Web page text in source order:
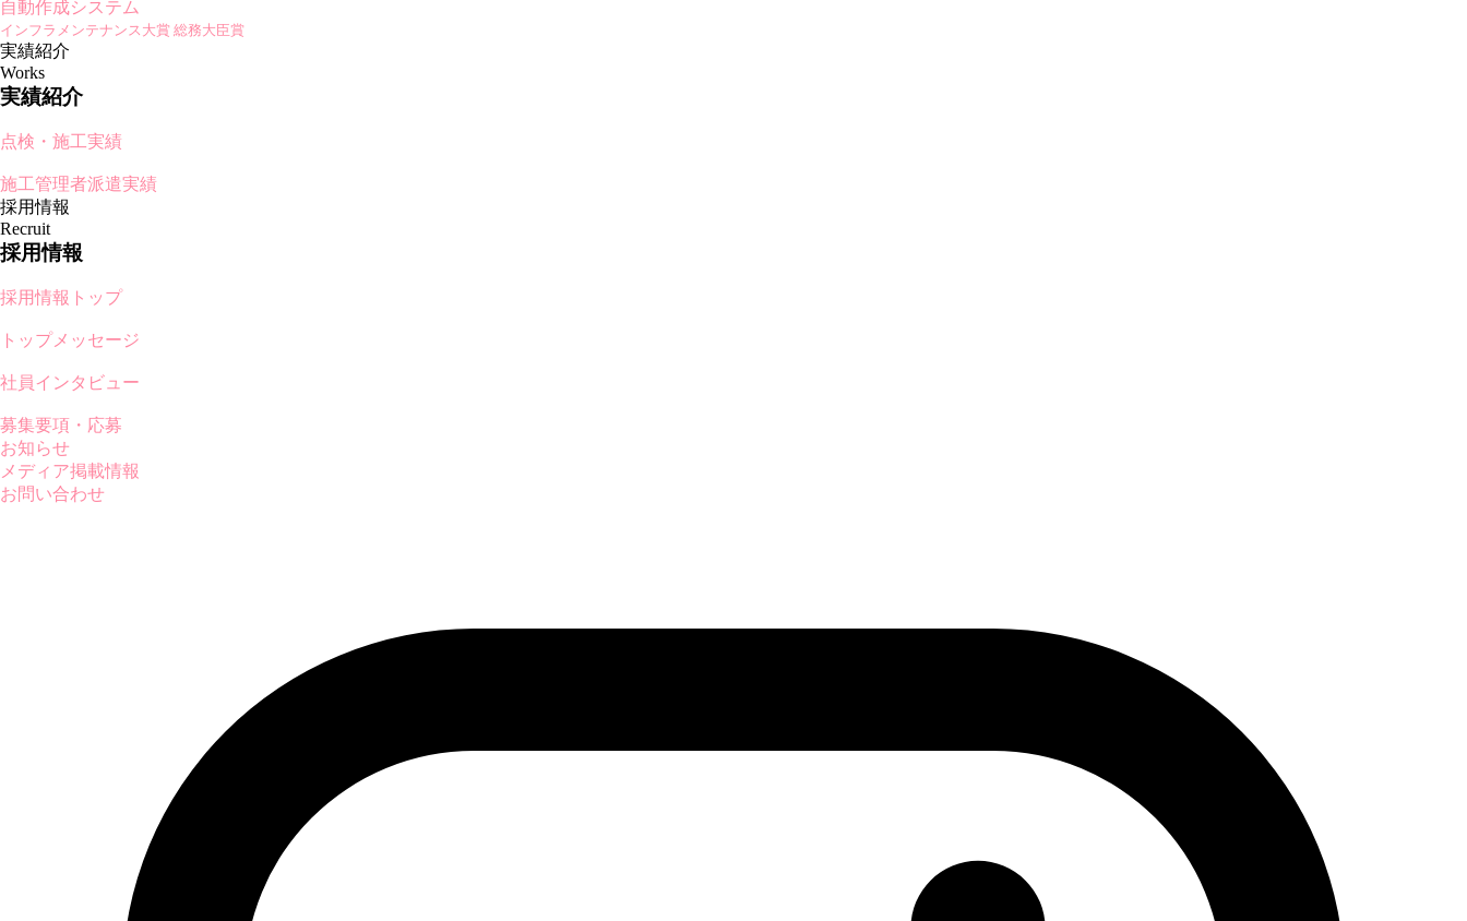
自動作成システム
インフラメンテナンス大賞 総務大臣賞
実績紹介
Works
実績紹介
点検・施工実績
施工管理者派遣実績
採用情報
Recruit
採用情報
採用情報トップ
トップメッセージ
社員インタビュー
募集要項・応募
お知らせ
メディア掲載情報
お問い合わせ